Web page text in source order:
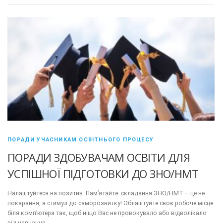
ПОРАДИ УЧАСНИКАМ ОСВІТНЬОГО ПРОЦЕСУ
ПОРАДИ ЗДОБУВАЧАМ ОСВІТИ ДЛЯ
УСПІШНОЇ ПІДГОТОВКИ ДО ЗНО/НМТ
Налаштуйтеся на позитив. Пам’ятайте: складання ЗНО/НМТ – це не
покарання, а стимул до саморозвитку! Облаштуйте своє робоче місце
біля комп’ютера так, щоб ніщо Вас не провокувало або відволікало